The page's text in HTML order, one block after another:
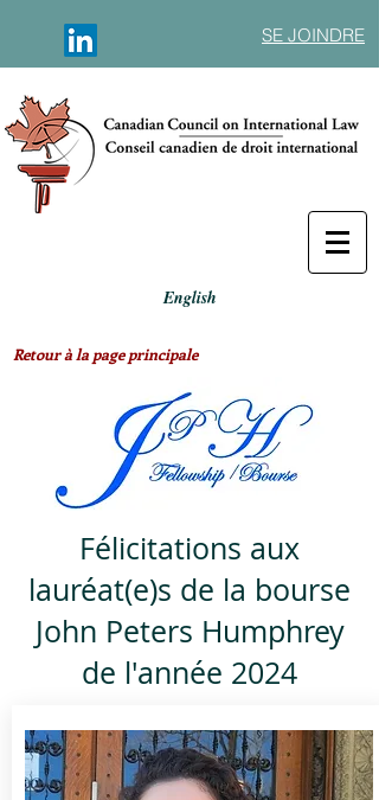
SE JOINDRE
English
Retour à la page principale
Félicitations aux
lauréat(e)s de la bourse
John Peters Humphrey
de l'année 2024